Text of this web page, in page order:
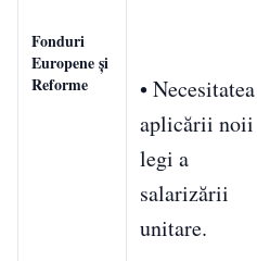
Fonduri
Europene și
Reforme
• Necesitatea
aplicării noii
legi a
salarizării
unitare.